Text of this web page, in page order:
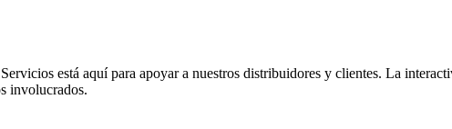
está aquí para apoyar a nuestros distribuidores y clientes. La
involucrados.